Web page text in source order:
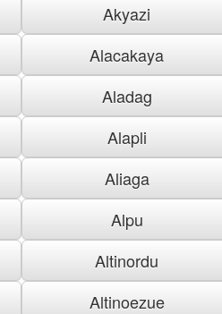
Akyazi
Alacakaya
Aladag
Alapli
Aliaga
Alpu
Altinordu
Altinoezue